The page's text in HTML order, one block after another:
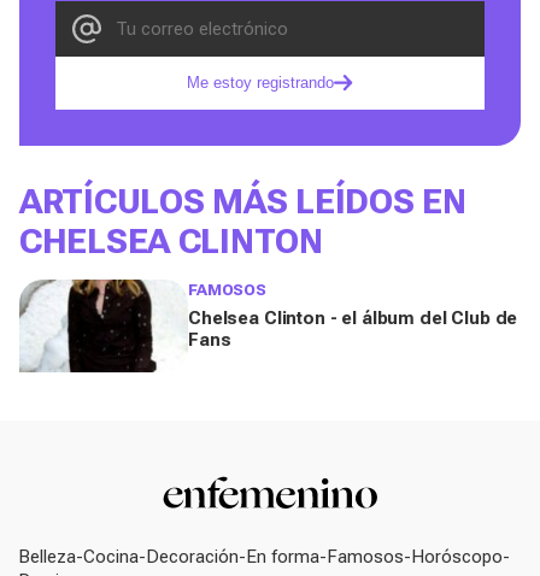
Me estoy registrando
ARTÍCULOS MÁS LEÍDOS EN
CHELSEA CLINTON
FAMOSOS
Chelsea Clinton - el álbum del Club de
Fans
Belleza Cocina Decoración En forma Famosos Horóscopo